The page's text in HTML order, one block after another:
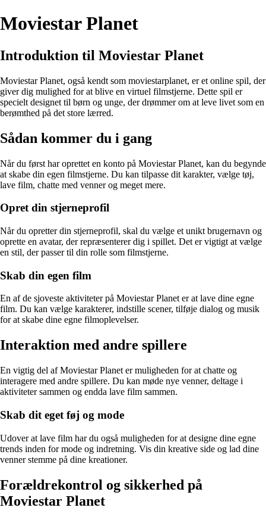
Moviestar Planet
Introduktion til Moviestar Planet
Moviestar Planet, også kendt som moviestarplanet, er et online spil, der
giver dig mulighed for at blive en virtuel filmstjerne. Dette spil er
specielt designet til børn og unge, der drømmer om at leve livet som en
berømthed på det store lærred.
Sådan kommer du i gang
Når du først har oprettet en konto på Moviestar Planet, kan du begynde
at skabe din egen filmstjerne. Du kan tilpasse dit karakter, vælge tøj,
lave film, chatte med venner og meget mere.
Opret din stjerneprofil
Når du opretter din stjerneprofil, skal du vælge et unikt brugernavn og
oprette en avatar, der repræsenterer dig i spillet. Det er vigtigt at vælge
en stil, der passer til din rolle som filmstjerne.
Skab din egen film
En af de sjoveste aktiviteter på Moviestar Planet er at lave dine egne
film. Du kan vælge karakterer, indstille scener, tilføje dialog og musik
for at skabe dine egne filmoplevelser.
Interaktion med andre spillere
En vigtig del af Moviestar Planet er muligheden for at chatte og
interagere med andre spillere. Du kan møde nye venner, deltage i
aktiviteter sammen og endda lave film sammen.
Skab dit eget føj og mode
Udover at lave film har du også muligheden for at designe dine egne
trends inden for mode og indretning. Vis din kreative side og lad dine
venner stemme på dine kreationer.
Forældrekontrol og sikkerhed på
Moviestar Planet